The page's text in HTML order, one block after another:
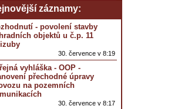
záznamy
- povolení stavby
objektů u č.p. 11
30. července v 8:19
vyhláška - OOP -
přechodné úpravy
na pozemních
30. července v 8:17